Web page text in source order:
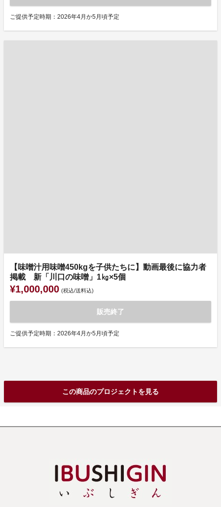
ご提供予定時期：2026年4月か5月頃予定
【味噌汁用味噌450kgを子供たちに】動画最後に協力者
掲載 新「川口の味噌」1㎏×5個
¥1,000,000 (税込/送料込)
販売終了
ご提供予定時期：2026年4月か5月頃予定
この商品のプロジェクトを見る